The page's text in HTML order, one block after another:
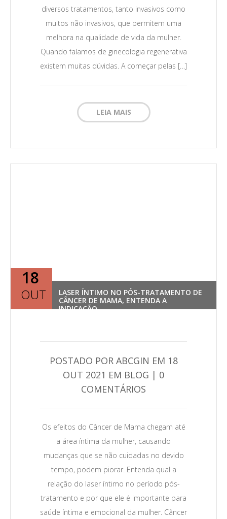
diversos tratamentos, tanto invasivos como
muitos não invasivos, que permitem uma
melhora na qualidade de vida da mulher.
Quando falamos de ginecologia regenerativa
existem muitas dúvidas. A começar pelas […]
LEIA MAIS
18
OUT
LASER ÍNTIMO NO PÓS-TRATAMENTO DE
CÂNCER DE MAMA, ENTENDA A
INDICAÇÃO
Leia Mais →
POSTADO POR ABCGIN EM 18
OUT 2021 EM BLOG | 0
COMENTÁRIOS
Os efeitos do Câncer de Mama chegam até
a área íntima da mulher, causando
mudanças que se não cuidadas no devido
tempo, podem piorar. Entenda qual a
relação do laser íntimo no período pós-
tratamento e por que ele é importante para
saúde íntima e emocional da mulher. Câncer